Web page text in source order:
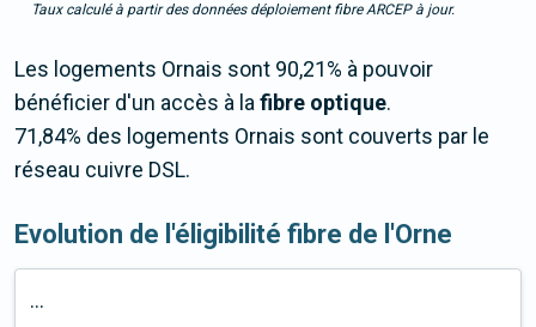
Taux calculé à partir des données déploiement fibre ARCEP à jour.
Les logements Ornais sont 90,21% à pouvoir
bénéficier d'un accès à lafibre optique.
71,84% des logements Ornais sont couverts par le
réseau cuivre DSL.
Evolution de l'éligibilité fibre de l'Orne
...